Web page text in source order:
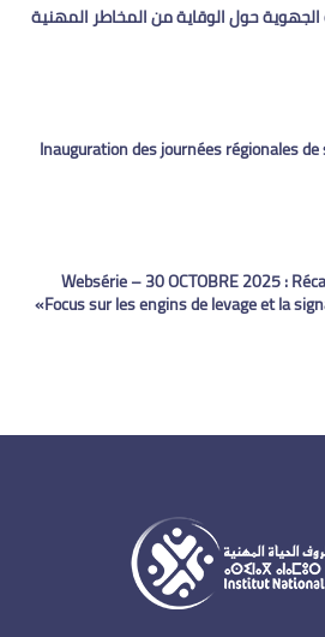
حول الوقاية من المخاطر المهنية
Inauguration des journées régionales
Websérie – 30 OCTOBRE 2025 :
«Focus sur les engins de levage et la